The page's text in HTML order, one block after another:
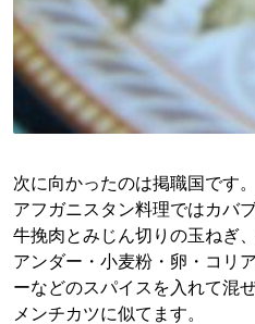
次に向かったのは掲職国です。
アフガニスタン料理ではカバ
牛挽肉とみじん切りの玉ねぎ
アンダー・小麦粉・卵・コリ
ーなどのスパイスを入れて混
メンチカツに似てます。